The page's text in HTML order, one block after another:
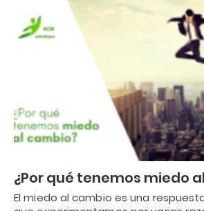
¿Por qué tenemos miedo
El miedo al cambio es una